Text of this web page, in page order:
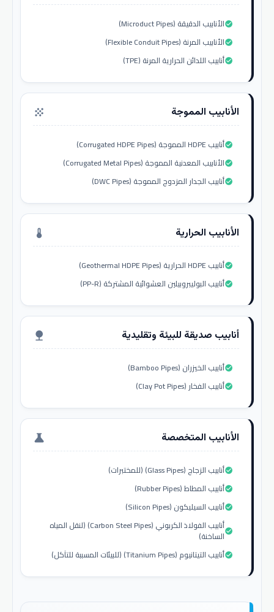
الأنابيب الدقيقة (Microduct Pipes)check_circle
الأنابيب المرنة (Flexible Conduit Pipes)check_circle
أنابيب اللدائن الحرارية المرنة (TPE)check_circle
الأنابيب المموجة grain
أنابيب HDPE المموجة (Corrugated HDPE Pipes)check_circle
الأنابيب المعدنية المموجة (Corrugated Metal Pipes)check_circle
أنابيب الجدار المزدوج المموجة (DWC Pipes)check_circle
الأنابيب الحرارية thermostat
أنابيب HDPE الحرارية (Geothermal HDPE Pipes)check_circle
أنابيب البوليبروبيلين العشوائية المشتركة (PP-R)check_circle
أنابيب صديقة للبيئة وتقليدية nature
أنابيب الخيزران (Bamboo Pipes)check_circle
أنابيب الفخار (Clay Pot Pipes)check_circle
الأنابيب المتخصصة science
أنابيب الزجاج (Glass Pipes) (للمختبرات)check_circle
أنابيب المطاط (Rubber Pipes)check_circle
أنابيب السيليكون (Silicon Pipes)check_circle
أنابيب الفولاذ الكربوني (Carbon Steel Pipes) (لنقل المياه
الساخنة)check_circle
أنابيب التيتانيوم (Titanium Pipes) (للبيئات المسببة للتآكل)check_circle